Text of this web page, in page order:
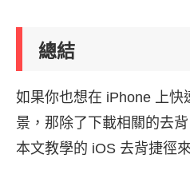
總結
如果你也想在 iPhone 上快
景，那除了下載相關的去
本文教學的 iOS 去背捷徑